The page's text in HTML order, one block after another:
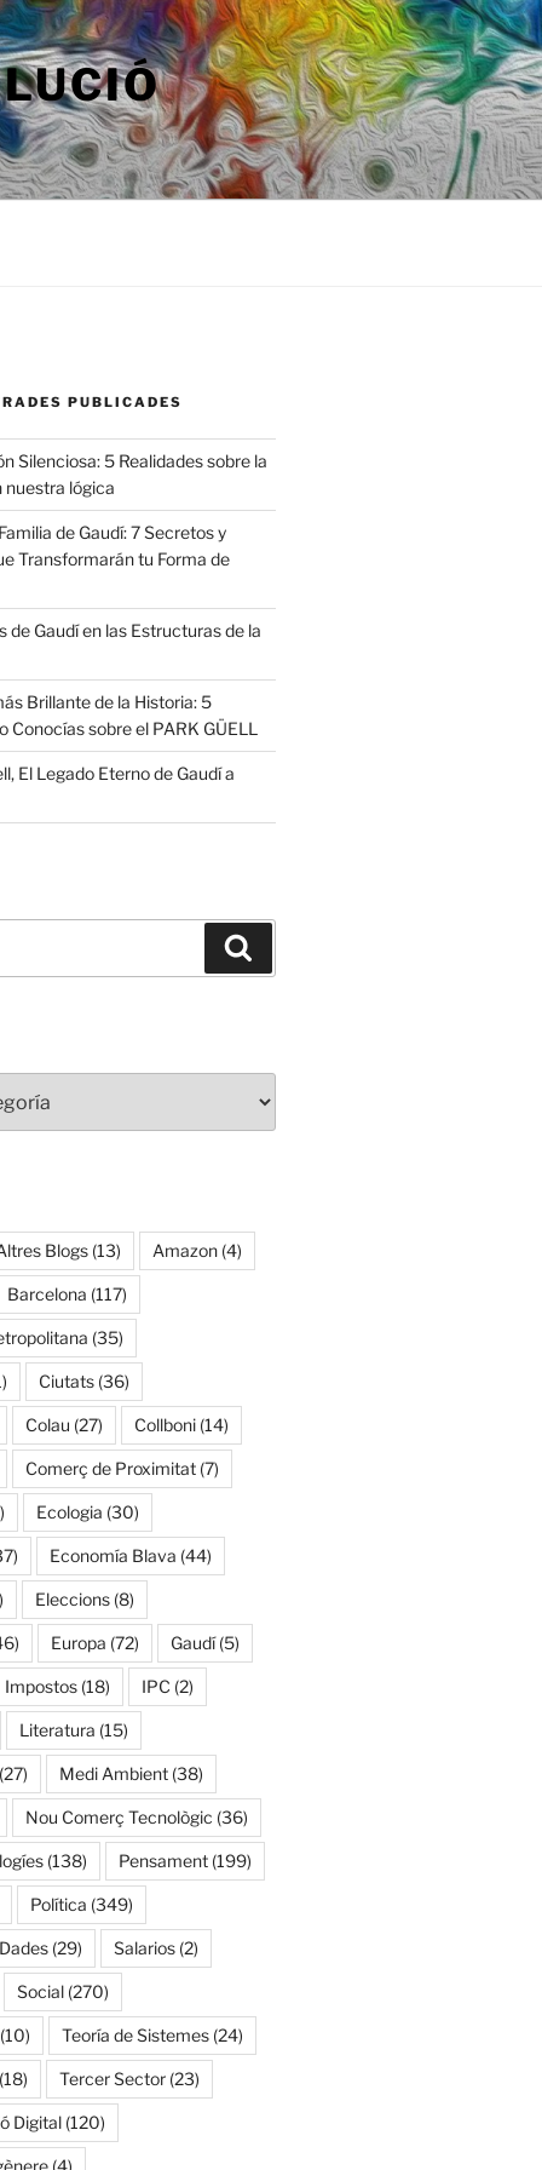
PUBLICADES
Silenciosa: 5 Realidades sobre la
nuestra lógica
de Gaudí: 7 Secretos y
Transformarán tu Forma de
de Gaudí en las Estructuras de la
Brillante de la Historia: 5
Conocías sobre el PARK GÜELL
El Legado Eterno de Gaudí a
Blogs(13) Amazon(4)
Barcelona (117)
(35)
Ciutats(36)
Colau (27) Collboni(14)
Comerç de Proximitat(7)
Ecologia (30)
Economía Blava (44)
Eleccions(8)
Europa (72) Gaudí(5)
Impostos(18) IPC (2)
Literatura (15)
Medi Ambient(38)
Nou Comerç Tecnològic (36)
(138) Pensament(199)
Política (349)
(29) Salarios(2)
Social(270)
Teoría de Sistemes(24)
Tercer Sector(23)
Digital(120)